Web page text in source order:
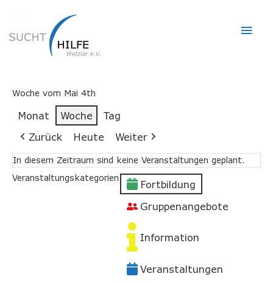
Woche vom Mai 4th
Monat Woche
Tag
Zurück
Heute Weiter
In diesem Zeitraum sind keine Veranstaltungen geplant.
Veranstaltungskategorien
Fortbildung
Gruppenangebote
Information
Veranstaltungen